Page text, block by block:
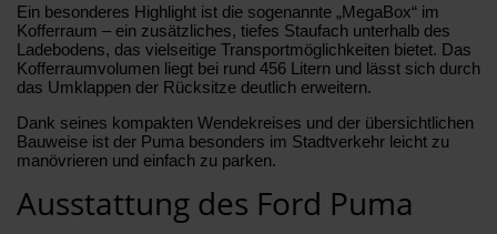
Ein besonderes Highlight ist die sogenannte „MegaBox“ im
Kofferraum – ein zusätzliches, tiefes Staufach unterhalb des
Ladebodens, das vielseitige Transportmöglichkeiten bietet. Das
Kofferraumvolumen liegt bei rund 456 Litern und lässt sich durch
das Umklappen der Rücksitze deutlich erweitern.
Dank seines kompakten Wendekreises und der übersichtlichen
Bauweise ist der Puma besonders im Stadtverkehr leicht zu
manövrieren und einfach zu parken.
Ausstattung des Ford Puma